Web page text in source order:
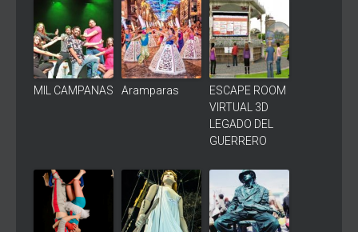
MIL CAMPANAS Aramparas
ESCAPE ROOM
VIRTUAL 3D
LEGADO DEL
GUERRERO